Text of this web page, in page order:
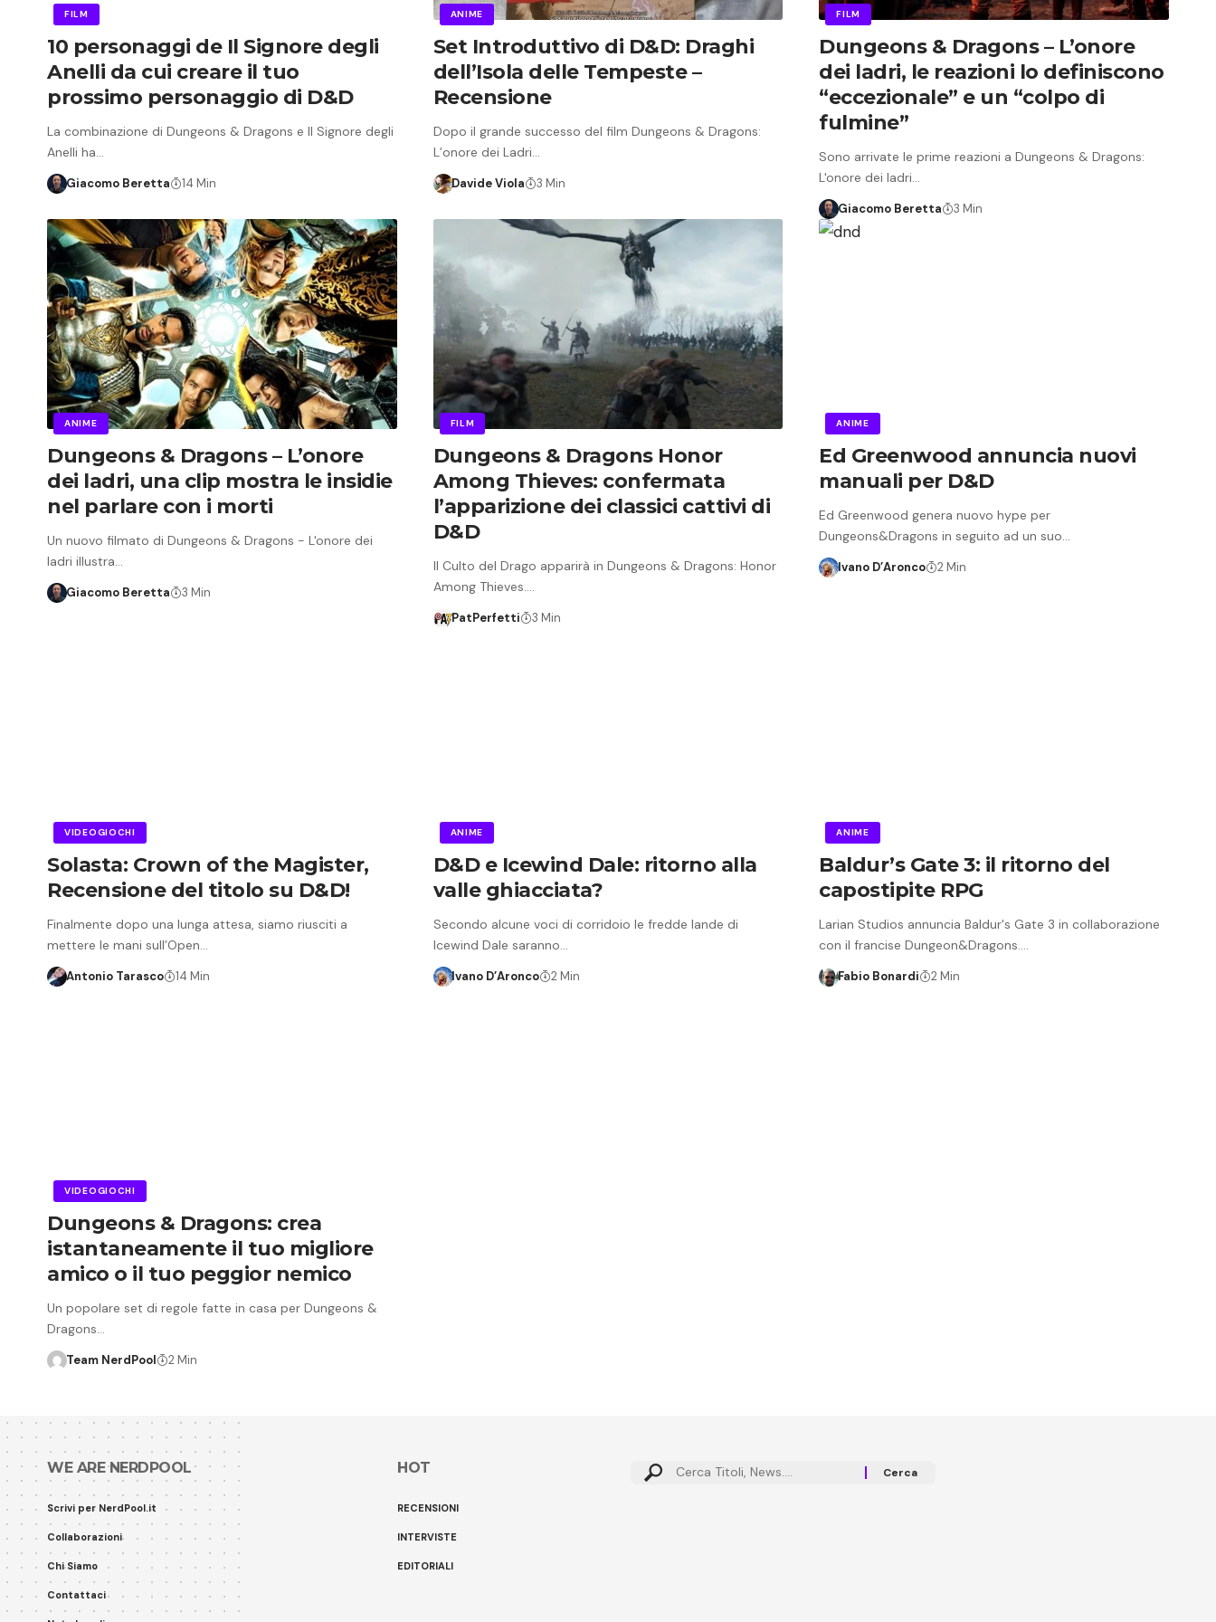
FILM
10 personaggi de Il Signore degli
Anelli da cui creare il tuo
prossimo personaggio di D&D
La combinazione di Dungeons & Dragons e Il Signore degli
Anelli ha…
Giacomo Beretta 14 Min
ANIME
Set Introduttivo di D&D: Draghi
dell’Isola delle Tempeste –
Recensione
Dopo il grande successo del film Dungeons & Dragons:
L’onore dei Ladri…
Davide Viola 3 Min
FILM
Dungeons & Dragons – L’onore
dei ladri, le reazioni lo definiscono
“eccezionale” e un “colpo di
fulmine”
Sono arrivate le prime reazioni a Dungeons & Dragons:
L'onore dei ladri…
Giacomo Beretta 3 Min
ANIME
Dungeons & Dragons – L’onore
dei ladri, una clip mostra le insidie
nel parlare con i morti
Un nuovo filmato di Dungeons & Dragons - L'onore dei
ladri illustra…
Giacomo Beretta 3 Min
FILM
Dungeons & Dragons Honor
Among Thieves: confermata
l’apparizione dei classici cattivi di
D&D
Il Culto del Drago apparirà in Dungeons & Dragons: Honor
Among Thieves.…
PatPerfetti 3 Min
ANIME
Ed Greenwood annuncia nuovi
manuali per D&D
Ed Greenwood genera nuovo hype per
Dungeons&Dragons in seguito ad un suo…
Ivano D’Aronco 2 Min
VIDEOGIOCHI
Solasta: Crown of the Magister,
Recensione del titolo su D&D!
Finalmente dopo una lunga attesa, siamo riusciti a
mettere le mani sull’Open…
Antonio Tarasco 14 Min
ANIME
D&D e Icewind Dale: ritorno alla
valle ghiacciata?
Secondo alcune voci di corridoio le fredde lande di
Icewind Dale saranno…
Ivano D’Aronco 2 Min
ANIME
Baldur’s Gate 3: il ritorno del
capostipite RPG
Larian Studios annuncia Baldur's Gate 3 in collaborazione
con il francise Dungeon&Dragons.…
Fabio Bonardi 2 Min
VIDEOGIOCHI
Dungeons & Dragons: crea
istantaneamente il tuo migliore
amico o il tuo peggior nemico
Un popolare set di regole fatte in casa per Dungeons &
Dragons…
Team NerdPool 2 Min
WE ARE NERDPOOL
Scrivi per NerdPool.it
Collaborazioni
Chi Siamo
Contattaci
HOT
RECENSIONI
INTERVISTE
EDITORIALI
Cerca: